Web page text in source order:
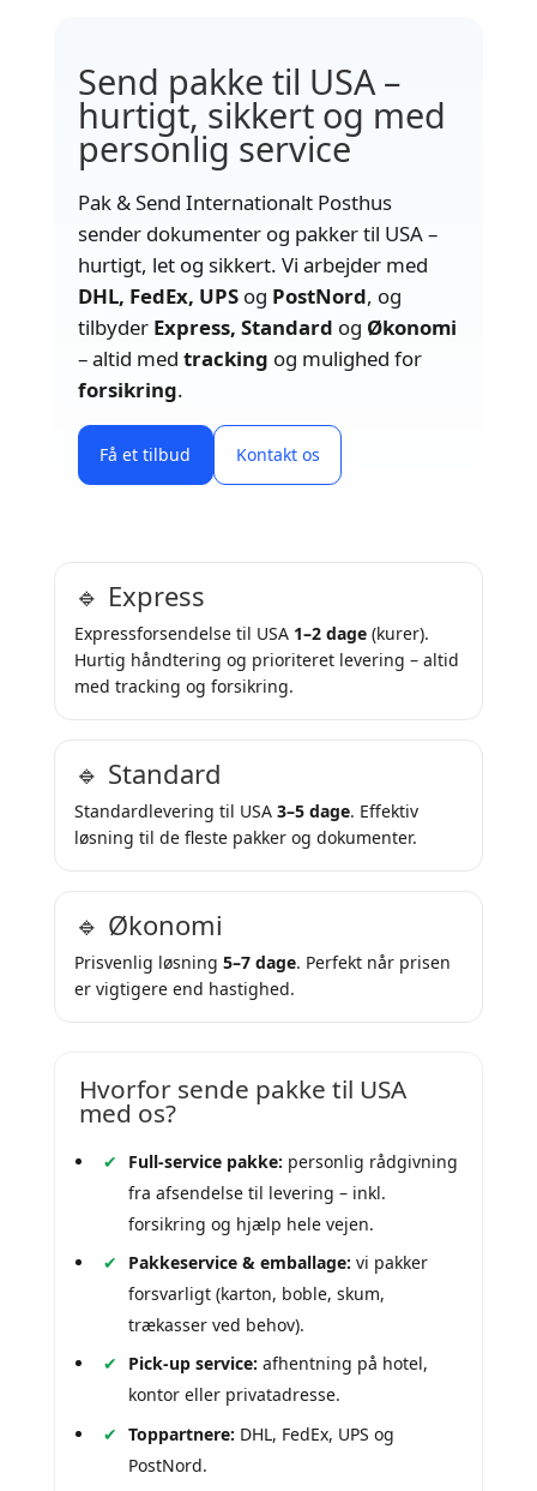
Send pakke til USA –
hurtigt, sikkert og med
personlig service
Pak & Send Internationalt Posthus
sender dokumenter og pakker til USA –
hurtigt, let og sikkert. Vi arbejder med
DHL, FedEx, UPSog PostNord, og
tilbyder Express, Standard og Økonomi
– altid med tracking og mulighed for
forsikring.
Få et tilbud Kontakt os
🔹 Express
Expressforsendelse til USA 1–2 dage(kurer).
Hurtig håndtering og prioriteret levering – altid
med tracking og forsikring.
🔹 Standard
Standardlevering til USA 3–5 dage. Effektiv
løsning til de fleste pakker og dokumenter.
🔹 Økonomi
Prisvenlig løsning 5–7 dage. Perfekt når prisen
er vigtigere end hastighed.
Hvorfor sende pakke til USA
med os?
Full-service pakke: personlig rådgivning
fra afsendelse til levering – inkl.
forsikring og hjælp hele vejen.
Pakkeservice & emballage: vi pakker
forsvarligt (karton, boble, skum,
trækasser ved behov).
Pick-up service: afhentning på hotel,
kontor eller privatadresse.
Toppartnere: DHL, FedEx, UPS og
PostNord.